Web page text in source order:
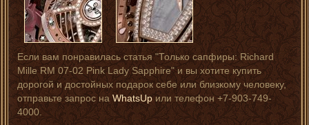
Если вам понравилась статья "Только сапфиры: Richard
Mille RM 07-02 Pink Lady Sapphire" и вы хотите купить
дорогой и достойных подарок себе или близкому человеку,
отправьте запрос на WhatsUpили телефон +7-903-749-
4000.